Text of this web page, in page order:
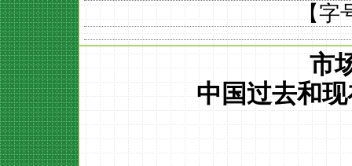
【字
市
中国过去和